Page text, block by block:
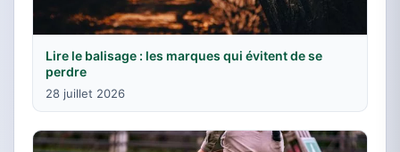
Lire le balisage : les marques qui évitent de se
perdre
28 juillet 2026